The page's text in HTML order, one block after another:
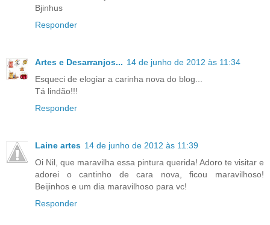
Bjinhus
Responder
Artes e Desarranjos... 14 de junho de 2012 às 11:34
Esqueci de elogiar a carinha nova do blog...
Tá lindão!!!
Responder
Laine artes 14 de junho de 2012 às 11:39
Oi Nil, que maravilha essa pintura querida! Adoro te visitar e
adorei o cantinho de cara nova, ficou maravilhoso!
Beijinhos e um dia maravilhoso para vc!
Responder